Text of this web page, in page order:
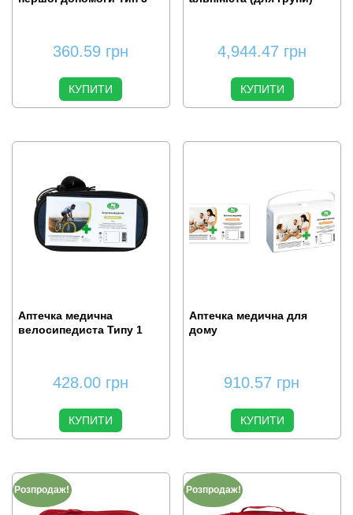
360.59 грн
КУПИТИ
4,944.47 грн
КУПИТИ
Аптечка медична
велосипедиста Типу 1
428.00 грн
КУПИТИ
Аптечка медична для
дому
910.57 грн
КУПИТИ
Розпродаж! Розпродаж!